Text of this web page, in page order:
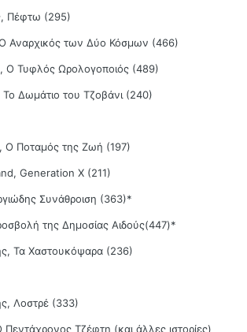
Πέφτω (295)
Αναρχικός των Δύο Κόσμων (466)
Ο Τυφλός Ωρολογοποιός (489)
Δωμάτιο του Τζοβάνι (240)
Ο Ποταμός της Ζωή (197)
Generation X (211)
Συνάθροιση (363)*
της Δημοσίας Αιδούς(447)*
Τα Χαστουκόψαρα (236)
Λοστρέ (333)
Τζέφτη (και άλλες ιστορίες)